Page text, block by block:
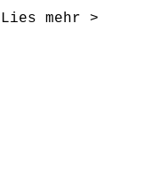
Lies mehr >